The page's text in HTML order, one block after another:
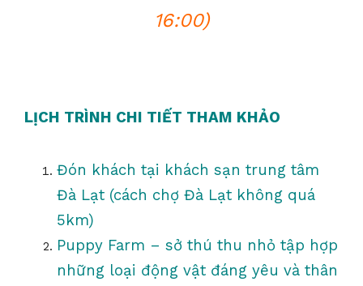
16:00)
LỊCH TRÌNH CHI TIẾT THAM KHẢO
Đón khách tại khách sạn trung tâm
Đà Lạt (cách chợ Đà Lạt không quá
5km)
Puppy Farm – sở thú thu nhỏ tập hợp
những loại động vật đáng yêu và thân